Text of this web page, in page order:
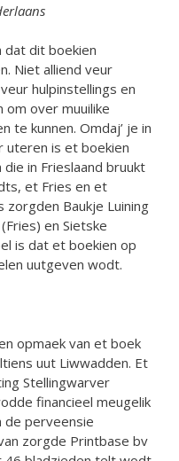
dat dit boekien
Niet alliend veur
hulpinstellings en
om over muuilike
te kunnen. Omdaj’ je in
uteren is et boekien
in Frieslaand bruukt
et Fries en et
zorgden Baukje Luining
en Sietske
is dat et boekien op
uutgeven wodt.
opmaek van et boek
uut Liwwadden. Et
Stellingwarver
financieel meugelik
de perveensie
zorgde Printbase bv